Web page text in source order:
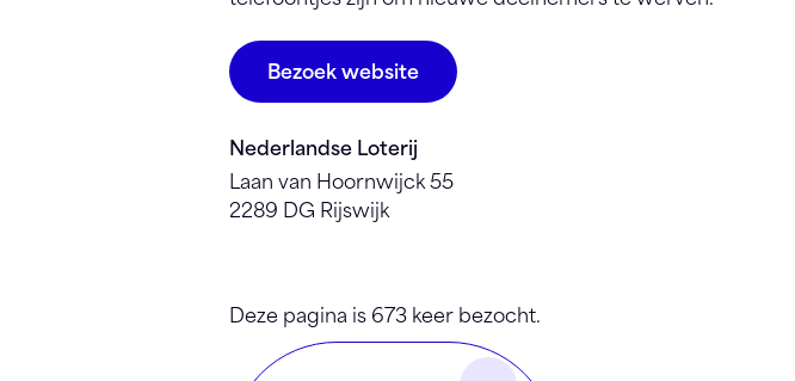
Bezoek website
Nederlandse Loterij
Laan van Hoornwijck 55
2289 DG Rijswijk
Deze pagina is 673 keer bezocht.